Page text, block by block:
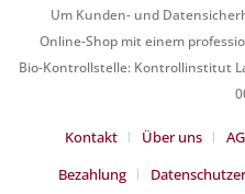
Um Kunden- und
Online-Shop mit einem
Bio-Kontrollstelle: Kontrollinstitut
Kontakt Über uns
Bezahlung